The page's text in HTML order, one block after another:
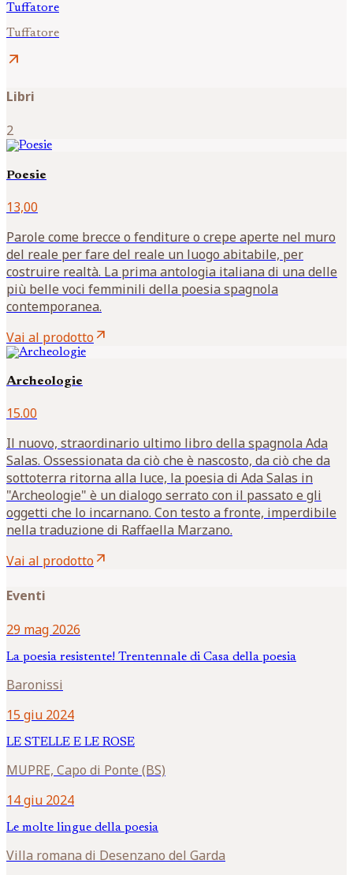
Tuffatore
Tuffatore
arrow_outward
Libri
2
Poesie
13,00
Parole come brecce o fenditure o crepe aperte nel muro
del reale per fare del reale un luogo abitabile, per
costruire realtà. La prima antologia italiana di una delle
più belle voci femminili della poesia spagnola
contemporanea.
Vai al prodottoarrow_outward
Archeologie
15.00
Il nuovo, straordinario ultimo libro della spagnola Ada
Salas. Ossessionata da ciò che è nascosto, da ciò che da
sottoterra ritorna alla luce, la poesia di Ada Salas in
"Archeologie" è un dialogo serrato con il passato e gli
oggetti che lo incarnano. Con testo a fronte, imperdibile
nella traduzione di Raffaella Marzano.
Vai al prodottoarrow_outward
Eventi
29 mag 2026
La poesia resistente! Trentennale di Casa della poesia
Baronissi
15 giu 2024
LE STELLE E LE ROSE
MUPRE, Capo di Ponte (BS)
14 giu 2024
Le molte lingue della poesia
Villa romana di Desenzano del Garda